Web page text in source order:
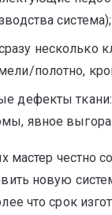
система);
несколько
полотно,
дефекты
явное
мастер честно
новую
что срок